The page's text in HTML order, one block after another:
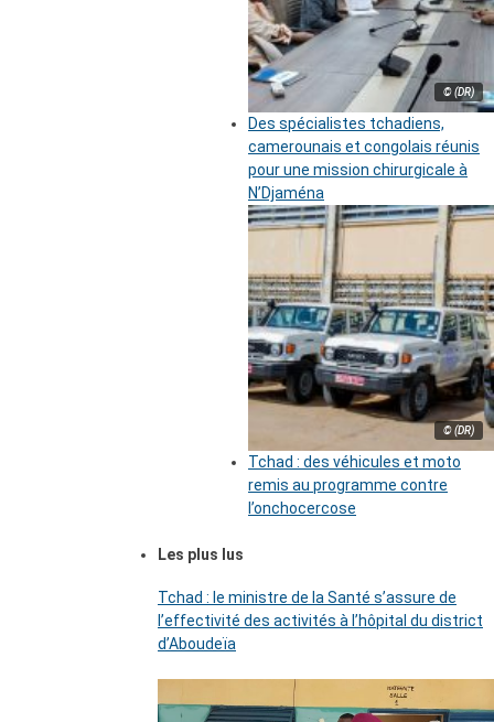
© (DR)
Des spécialistes tchadiens,
camerounais et congolais réunis
pour une mission chirurgicale à
N’Djaména
© (DR)
Tchad : des véhicules et moto
remis au programme contre
l’onchocercose
Les plus lus
Tchad : le ministre de la Santé s’assure de
l’effectivité des activités à l’hôpital du district
d’Aboudeïa